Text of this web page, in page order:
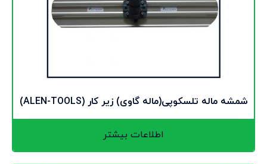
شمشه ماله تلسکوپی(ماله گاوی) زیر کار (ALEN-TOOLS)
اطلاعات بیشتر